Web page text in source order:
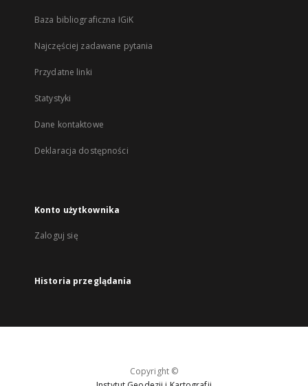
Baza bibliograficzna IGiK
Najczęściej zadawane pytania
Przydatne linki
Statystyki
Dane kontaktowe
Deklaracja dostępności
Konto użytkownika
Zaloguj się
Historia przeglądania
Copyright ©